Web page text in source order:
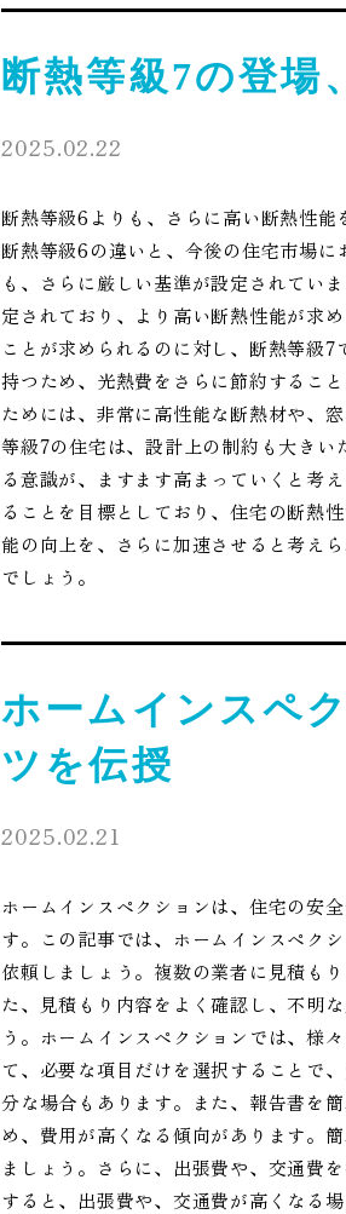
断熱等級7の登場
2025.02.22
断熱等級6よりも、さらに高い断熱性
断熱等級6の違いと、今後の住宅市場
も、さらに厳しい基準が設定されてい
定されており、より高い断熱性能が求
ことが求められるのに対し、断熱等級
持つため、光熱費をさらに節約するこ
ためには、非常に高性能な断熱材や、
等級7の住宅は、設計上の制約も大き
る意識が、ますます高まっていくと考
ることを目標としており、住宅の断熱
能の向上を、さらに加速させると考え
でしょう。
ホームインスペ
ツを伝授
2025.02.21
ホームインスペクションは、住宅の安
す。この記事では、ホームインスペク
依頼しましょう。複数の業者に見積も
た、見積もり内容をよく確認し、不明
う。ホームインスペクションでは、様
て、必要な項目だけを選択することで
分な場合もあります。また、報告書を
め、費用が高くなる傾向があります。
ましょう。さらに、出張費や、交通費
すると、出張費や、交通費が高くなる